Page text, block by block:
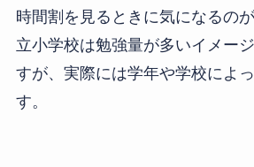
時間割を見るときに気になるの
立小学校は勉強量が多いイメー
すが、実際には学年や学校によ
す。